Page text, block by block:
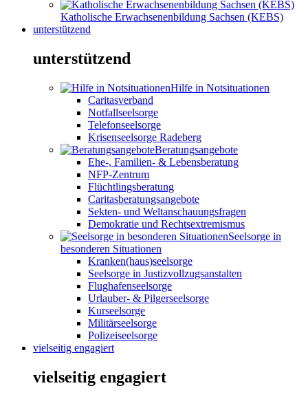
Katholische Erwachsenenbildung Sachsen (KEBS)
unterstützend
unterstützend
Hilfe in Notsituationen
Caritasverband
Notfallseelsorge
Telefonseelsorge
Krisenseelsorge Radeberg
Beratungsangebote
Ehe-, Familien- & Lebensberatung
NFP-Zentrum
Flüchtlingsberatung
Caritasberatungsangebote
Sekten- und Weltanschauungsfragen
Demokratie und Rechtsextremismus
Seelsorge in
besonderen Situationen
Kranken(haus)seelsorge
Seelsorge in Justizvollzugsanstalten
Flughafenseelsorge
Urlauber- & Pilgerseelsorge
Kurseelsorge
Militärseelsorge
Polizeiseelsorge
vielseitig engagiert
vielseitig engagiert